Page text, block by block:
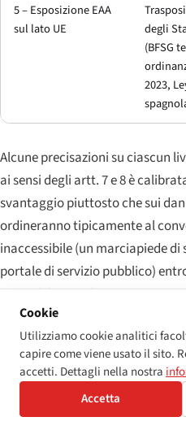
5 – Esposizione EAA
sul lato UE
degli
(BFSG
2023,
Alcune precisazioni su ciascun
ai sensi degli artt. 7 e 8 è
svantaggio piuttosto che sui
ordineranno tipicamente al
inaccessibile (un marciapiede di
portale di servizio pubblico)
spese del procedimento a
risarcimento civile ai sensi
nei casi di discriminazione
non siano stati quantificati
le associazioni per la
come inadeguato e che era tra
Cookie
Utilizziamo cookie analitici
capire come viene usato il sito.
accetti. Dettagli nella nostra
Accetta